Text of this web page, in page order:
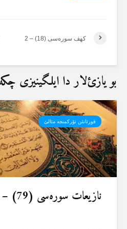
کهف سورەسی (18) – 2
بو یازئ‌لار دا ایلگینیزی
قورئانئن تۆرکمنجە مئالئ
نازیعات سورەسی (79) – 2